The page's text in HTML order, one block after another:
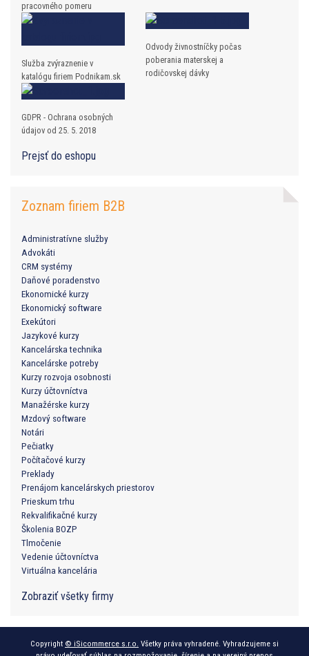
pracovného pomeru
Služba zvýraznenie v
katalógu firiem Podnikam.sk
Odvody živnostníčky počas
poberania materskej a
rodičovskej dávky
GDPR - Ochrana osobných
údajov od 25. 5. 2018
Prejsť do eshopu
Zoznam firiem B2B
Administratívne služby
Advokáti
CRM systémy
Daňové poradenstvo
Ekonomické kurzy
Ekonomický software
Exekútori
Jazykové kurzy
Kancelárska technika
Kancelárske potreby
Kurzy rozvoja osobnosti
Kurzy účtovníctva
Manažérske kurzy
Mzdový software
Notári
Pečiatky
Počítačové kurzy
Preklady
Prenájom kancelárskych priestorov
Prieskum trhu
Rekvalifikačné kurzy
Školenia BOZP
Tlmočenie
Vedenie účtovníctva
Virtuálna kancelária
Zobraziť všetky firmy
Copyright © iSicommerce s.r.o. Všetky práva vyhradené. Vyhradzujeme si